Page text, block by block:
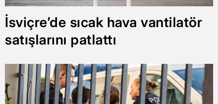
İsviçre’de sıcak hava vantilatör
satışlarını patlattı